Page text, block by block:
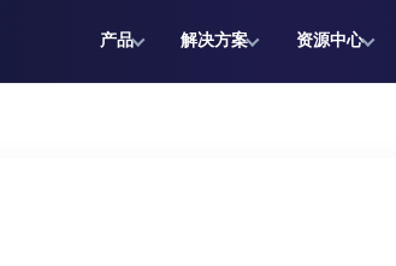
产品 解决方案 资源中心